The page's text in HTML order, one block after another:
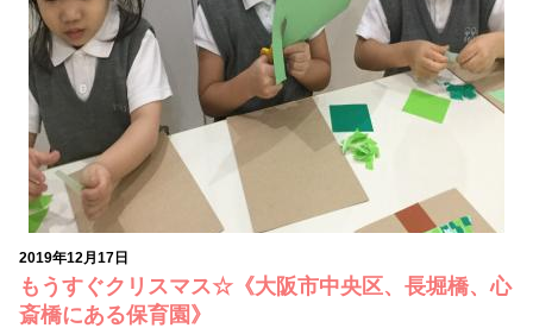
2019年12月17日
もうすぐクリスマス☆《大阪市中央区、長堀橋、心
斎橋にある保育園》